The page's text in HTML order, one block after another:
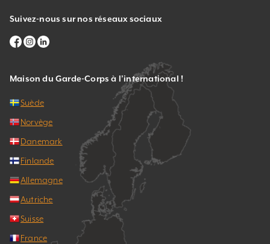
Suivez-nous sur nos réseaux sociaux
Maison du Garde-Corps à l’international !
Suède
Norvège
Danemark
Finlande
Allemagne
Autriche
Suisse
France